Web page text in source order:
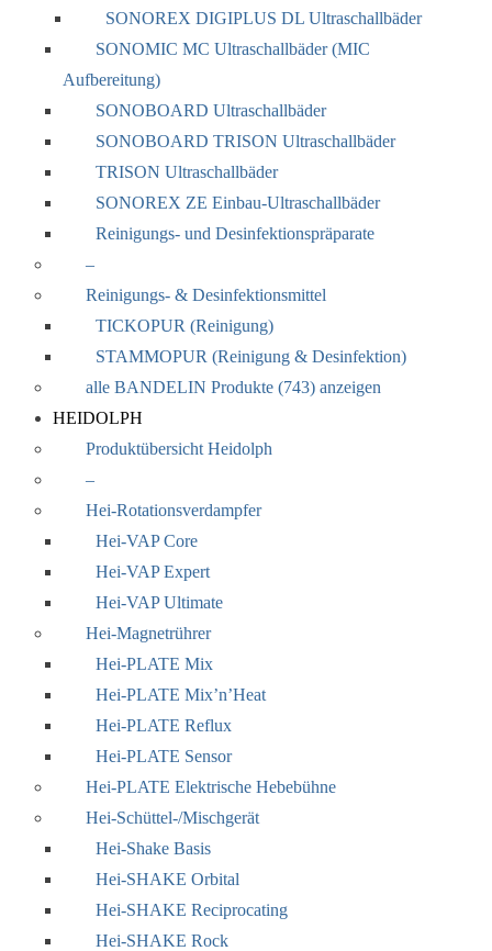
SONOREX DIGIPLUS DL Ultraschallbäder
SONOMIC MC Ultraschallbäder (MIC
Aufbereitung)
SONOBOARD Ultraschallbäder
SONOBOARD TRISON Ultraschallbäder
TRISON Ultraschallbäder
SONOREX ZE Einbau-Ultraschallbäder
Reinigungs- und Desinfektionspräparate
–
Reinigungs- & Desinfektionsmittel
TICKOPUR (Reinigung)
STAMMOPUR (Reinigung & Desinfektion)
alle BANDELIN Produkte (743) anzeigen
HEIDOLPH
Produktübersicht Heidolph
–
Hei-Rotationsverdampfer
Hei-VAP Core
Hei-VAP Expert
Hei-VAP Ultimate
Hei-Magnetrührer
Hei-PLATE Mix
Hei-PLATE Mix’n’Heat
Hei-PLATE Reflux
Hei-PLATE Sensor
Hei-PLATE Elektrische Hebebühne
Hei-Schüttel-/Mischgerät
Hei-Shake Basis
Hei-SHAKE Orbital
Hei-SHAKE Reciprocating
Hei-SHAKE Rock